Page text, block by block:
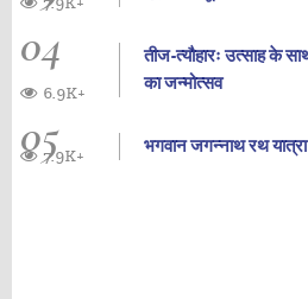
04
तीज-त्यौहारः उत्साह के
का जन्‍मोत्‍सव
6.9K+
05 भगवान जगन्नाथ रथ यात्रा
7.9K+